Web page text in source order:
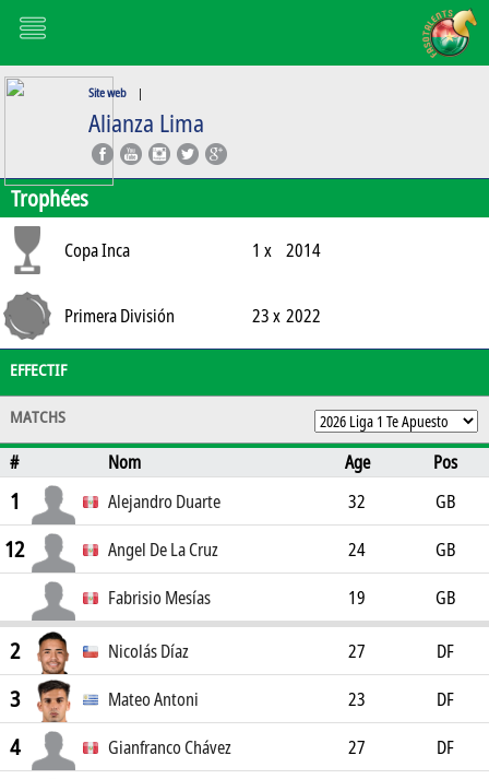
Site web |
Alianza Lima
Trophées
Copa Inca 1 x 2014
Primera División 23 x 2022
EFFECTIF
MATCHS
# Nom Age Pos
1 Alejandro Duarte 32 GB
12 Angel De La Cruz 24
GB
Fabrisio Mesías
19 GB
2 Nicolás Díaz 27 DF
3 Mateo Antoni 23 DF
4 Gianfranco Chávez 27 DF